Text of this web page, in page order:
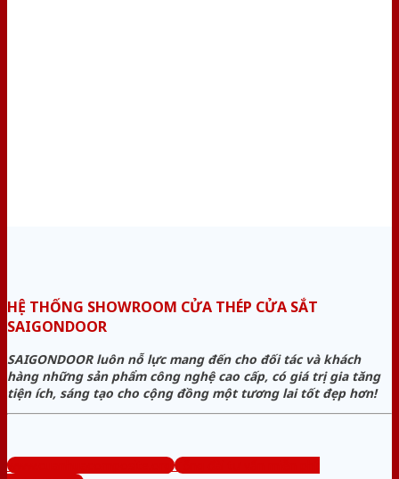
HỆ THỐNG SHOWROOM CỬA THÉP CỬA SẮT
SAIGONDOOR
SAIGONDOOR luôn nỗ lực mang đến cho đối tác và khách
hàng những sản phẩm công nghệ cao cấp, có giá trị gia tăng
tiện ích, sáng tạo cho cộng đồng một tương lai tốt đẹp hơn!
www.cuanhuacomposite.org
Tổng đài tư vấn miễn phí: